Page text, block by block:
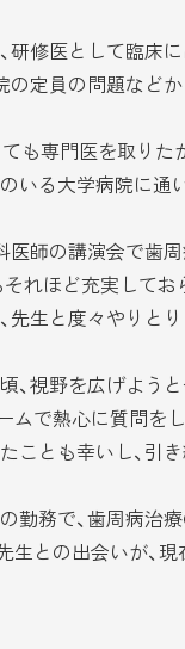
研修医として臨床
の定員の問題など
ても専門医を取り
いる大学病院に通
医師の講演会で歯
れほど充実して
先生と度々やりと
、視野を広げよう
ムで熱心に質問を
ことも幸いし、引
勤務で、歯周病治
生との出会いが、